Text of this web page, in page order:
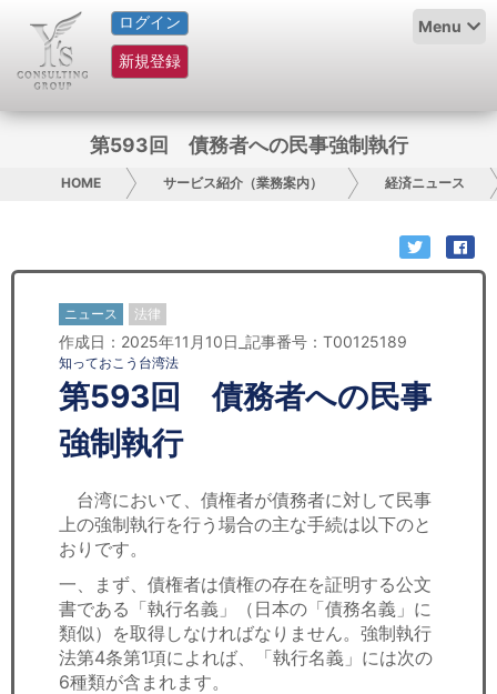
ログイン
新規登録
Menu
HOME
サービス紹介
グループ概要
日本人にPR
コンサルティング
リサーチ
セミナー
経済ニュース
労務顧問
ＩＴ
第593回 債務者への民事強制執行
HOME サービス紹介（業務案内） 経済ニュース
ニュース 法律
作成日：2025年11月10日_記事番号：T00125189
知っておこう台湾法
第593回 債務者への民事
強制執行
台湾において、債権者が債務者に対して民事
上の強制執行を行う場合の主な手続は以下のと
おりです。
一、まず、債権者は債権の存在を証明する公文
書である「執行名義」（日本の「債務名義」に
類似）を取得しなければなりません。強制執行
法第4条第1項によれば、「執行名義」には次の
6種類が含まれます。